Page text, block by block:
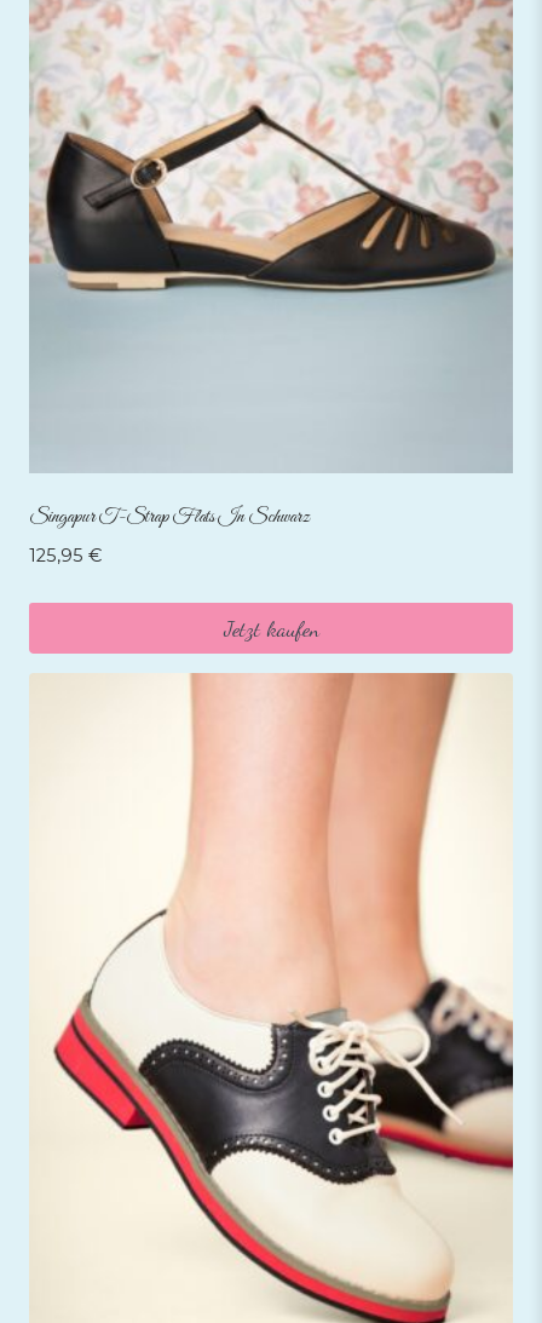
Singapur T-Strap Flats In Schwarz
125,95 €
Jetzt kaufen